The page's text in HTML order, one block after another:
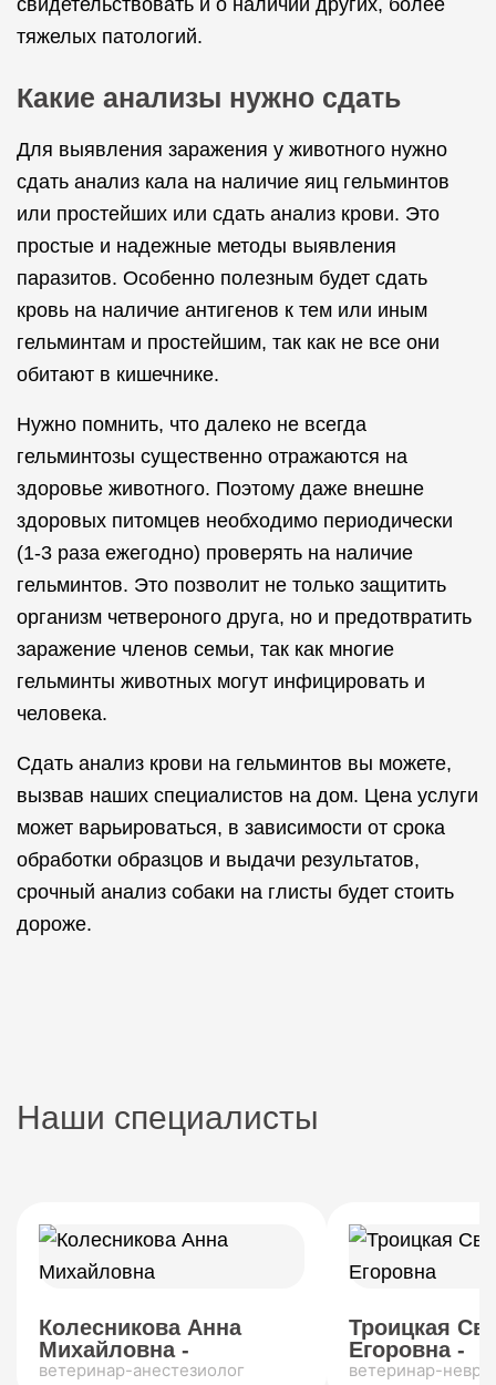
свидетельствовать и о наличии других, более
тяжелых патологий.
Какие анализы нужно сдать
Для выявления заражения у животного нужно
сдать анализ кала на наличие яиц гельминтов
или простейших или сдать анализ крови. Это
простые и надежные методы выявления
паразитов. Особенно полезным будет сдать
кровь на наличие антигенов к тем или иным
гельминтам и простейшим, так как не все они
обитают в кишечнике.
Нужно помнить, что далеко не всегда
гельминтозы существенно отражаются на
здоровье животного. Поэтому даже внешне
здоровых питомцев необходимо периодически
(1-3 раза ежегодно) проверять на наличие
гельминтов. Это позволит не только защитить
организм четвероного друга, но и предотвратить
заражение членов семьи, так как многие
гельминты животных могут инфицировать и
человека.
Сдать анализ крови на гельминтов вы можете,
вызвав наших специалистов на дом. Цена услуги
может варьироваться, в зависимости от срока
обработки образцов и выдачи результатов,
срочный анализ собаки на глисты будет стоить
дороже.
Наши специалисты
Колесникова Анна
Михайловна -
ветеринар-анестезиолог
Троицкая
Егоровна -
ветеринар-